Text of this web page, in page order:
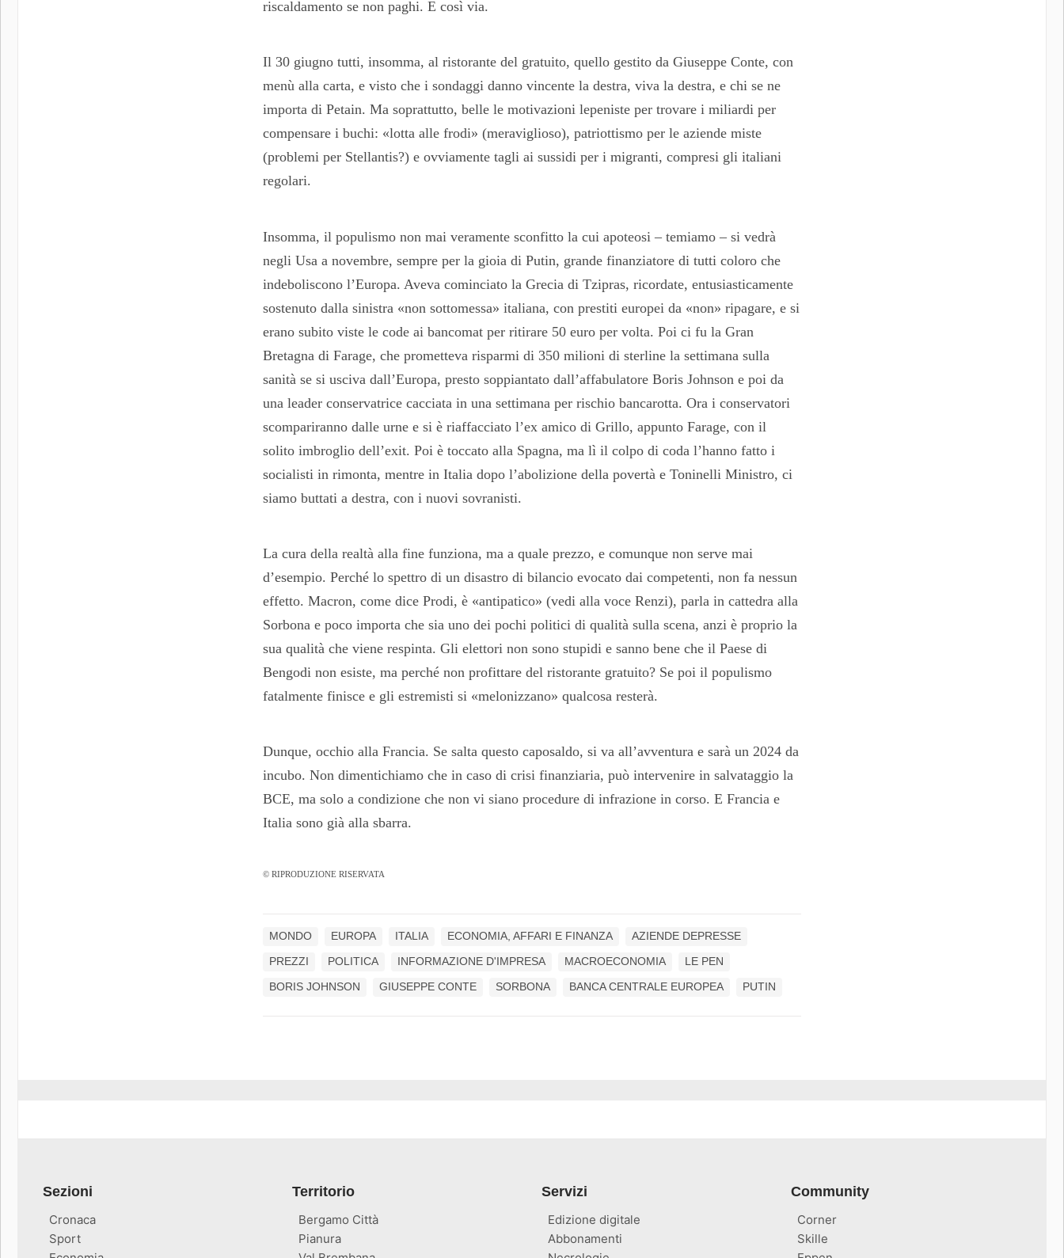
riscaldamento se non paghi. E così via.
Il 30 giugno tutti, insomma, al ristorante del gratuito, quello gestito da Giuseppe Conte, con
menù alla carta, e visto che i sondaggi danno vincente la destra, viva la destra, e chi se ne
importa di Petain. Ma soprattutto, belle le motivazioni lepeniste per trovare i miliardi per
compensare i buchi: «lotta alle frodi» (meraviglioso), patriottismo per le aziende miste
(problemi per Stellantis?) e ovviamente tagli ai sussidi per i migranti, compresi gli italiani
regolari.
Insomma, il populismo non mai veramente sconfitto la cui apoteosi – temiamo – si vedrà
negli Usa a novembre, sempre per la gioia di Putin, grande finanziatore di tutti coloro che
indeboliscono l’Europa. Aveva cominciato la Grecia di Tzipras, ricordate, entusiasticamente
sostenuto dalla sinistra «non sottomessa» italiana, con prestiti europei da «non» ripagare, e si
erano subito viste le code ai bancomat per ritirare 50 euro per volta. Poi ci fu la Gran
Bretagna di Farage, che prometteva risparmi di 350 milioni di sterline la settimana sulla
sanità se si usciva dall’Europa, presto soppiantato dall’affabulatore Boris Johnson e poi da
una leader conservatrice cacciata in una settimana per rischio bancarotta. Ora i conservatori
scompariranno dalle urne e si è riaffacciato l’ex amico di Grillo, appunto Farage, con il
solito imbroglio dell’exit. Poi è toccato alla Spagna, ma lì il colpo di coda l’hanno fatto i
socialisti in rimonta, mentre in Italia dopo l’abolizione della povertà e Toninelli Ministro, ci
siamo buttati a destra, con i nuovi sovranisti.
La cura della realtà alla fine funziona, ma a quale prezzo, e comunque non serve mai
d’esempio. Perché lo spettro di un disastro di bilancio evocato dai competenti, non fa nessun
effetto. Macron, come dice Prodi, è «antipatico» (vedi alla voce Renzi), parla in cattedra alla
Sorbona e poco importa che sia uno dei pochi politici di qualità sulla scena, anzi è proprio la
sua qualità che viene respinta. Gli elettori non sono stupidi e sanno bene che il Paese di
Bengodi non esiste, ma perché non profittare del ristorante gratuito? Se poi il populismo
fatalmente finisce e gli estremisti si «melonizzano» qualcosa resterà.
Dunque, occhio alla Francia. Se salta questo caposaldo, si va all’avventura e sarà un 2024 da
incubo. Non dimentichiamo che in caso di crisi finanziaria, può intervenire in salvataggio la
BCE, ma solo a condizione che non vi siano procedure di infrazione in corso. E Francia e
Italia sono già alla sbarra.
© RIPRODUZIONE RISERVATA
MONDO EUROPA ITALIA ECONOMIA, AFFARI E FINANZA AZIENDE DEPRESSE
PREZZI POLITICA INFORMAZIONE D'IMPRESA MACROECONOMIA LE PEN
BORIS JOHNSON GIUSEPPE CONTE SORBONA BANCA CENTRALE EUROPEA PUTIN
Sezioni
Cronaca
Sport
Territorio
Bergamo Città
Pianura
Servizi
Edizione digitale
Abbonamenti
Community
Corner
Skille